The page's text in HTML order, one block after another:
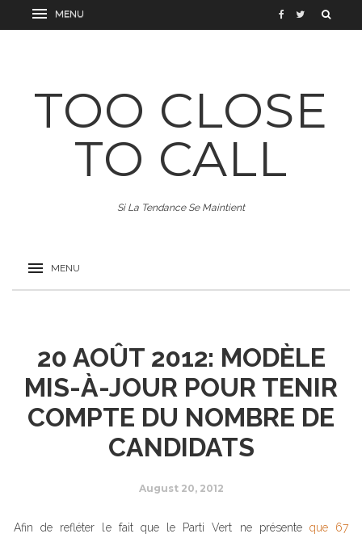
TOO CLOSE
TO CALL
Si La Tendance Se Maintient
20 AOÛT 2012: MODÈLE
MIS-À-JOUR POUR TENIR
COMPTE DU NOMBRE DE
CANDIDATS
August 20, 2012
Afin de refléter le fait que le Parti Vert ne présente que 67